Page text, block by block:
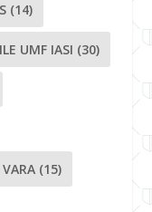
(14)
UMF IASI (30)
(15)